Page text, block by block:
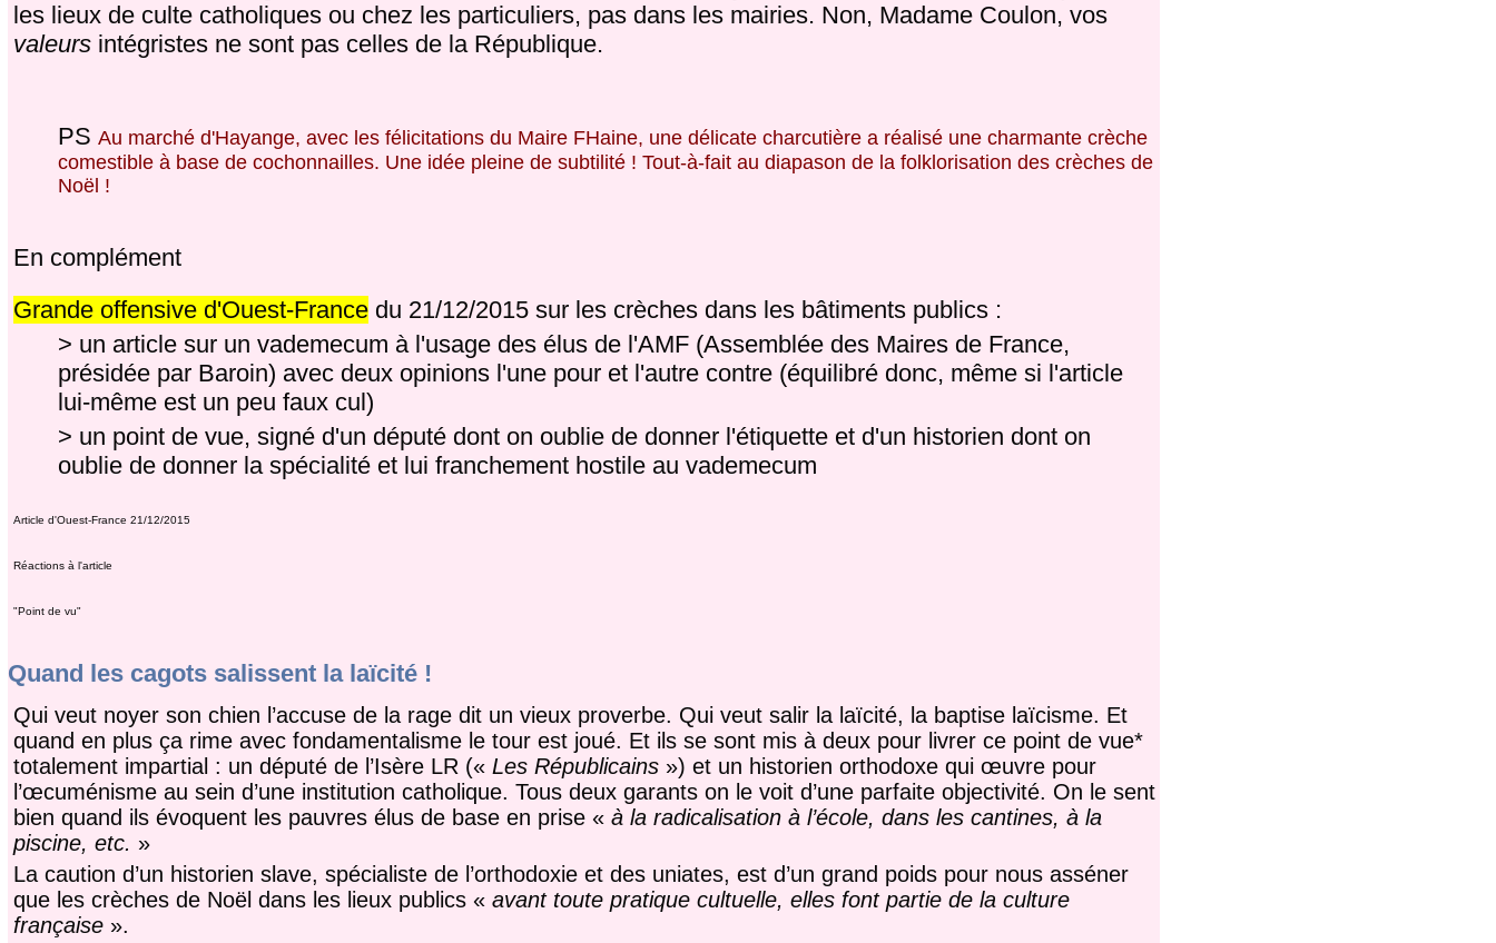
les lieux de culte catholiques ou chez les particuliers, pas dans les mairies. Non, Madame Coulon, vos
valeursintégristes ne sont pas celles de la République.
PS Au marché d'Hayange, avec les félicitations du Maire FHaine, une délicate charcutière a réalisé une charmante crèche
comestible à base de cochonnailles. Une idée pleine de subtilité ! Tout-à-fait au diapason de la folklorisation des crèches de
Noël !
En complément
Grande offensive d'Ouest-Francedu 21/12/2015 sur les crèches dans les bâtiments publics :
> un article sur un vademecum à l'usage des élus de l'AMF (Assemblée des Maires de France,
présidée par Baroin) avec deux opinions l'une pour et l'autre contre (équilibré donc, même si l'article
lui-même est un peu faux cul)
> un point de vue, signé d'un député dont on oublie de donner l'étiquette et d'un historien dont on
oublie de donner la spécialité et lui franchement hostile au vademecum
Article d'Ouest-France 21/12/2015
Réactions à l'article
"Point de vu"
Quand les cagots salissent la laïcité !
Qui veut noyer son chien l’accuse de la rage dit un vieux proverbe. Qui veut salir la laïcité, la baptise laïcisme. Et
quand en plus ça rime avec fondamentalisme le tour est joué. Et ils se sont mis à deux pour livrer ce point de vue*
totalement impartial : un député de l’Isère LR (« Les Républicains») et un historien orthodoxe qui œuvre pour
l’œcuménisme au sein d’une institution catholique. Tous deux garants on le voit d’une parfaite objectivité. On le sent
bien quand ils évoquent les pauvres élus de base en prise « à la radicalisation à l’école, dans les cantines, à la
piscine, etc. »
La caution d’un historien slave, spécialiste de l’orthodoxie et des uniates, est d’un grand poids pour nous asséner
que les crèches de Noël dans les lieux publics « avant toute pratique cultuelle, elles font partie de la culture
française ».